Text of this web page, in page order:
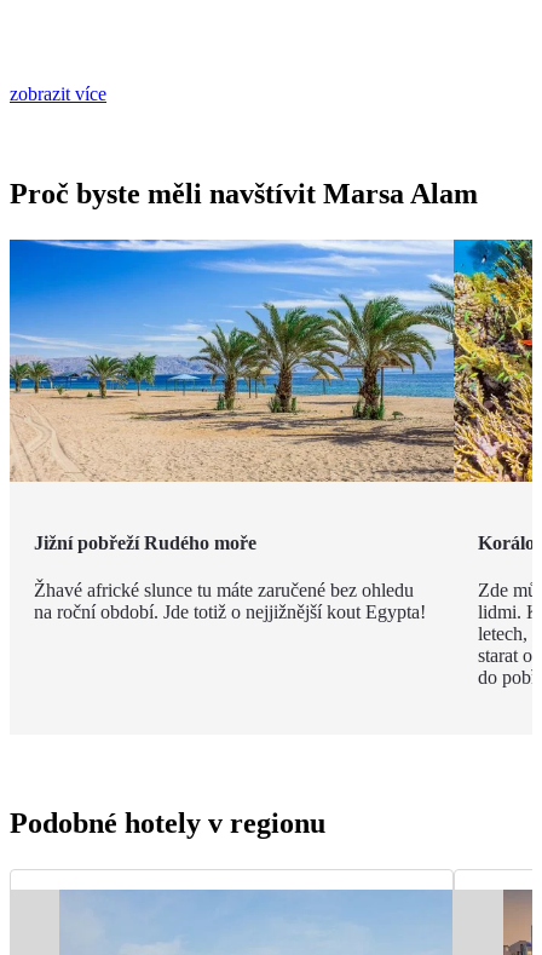
zobrazit více
Proč byste měli navštívit Marsa Alam
Jižní pobřeží Rudého moře
Žhavé africké slunce tu máte zaručené bez ohledu
na roční období. Jde totiž o nejjižnější kout Egypta!
Zde
lidmi. K
letech,
starat o
do
Podobné hotely v regionu